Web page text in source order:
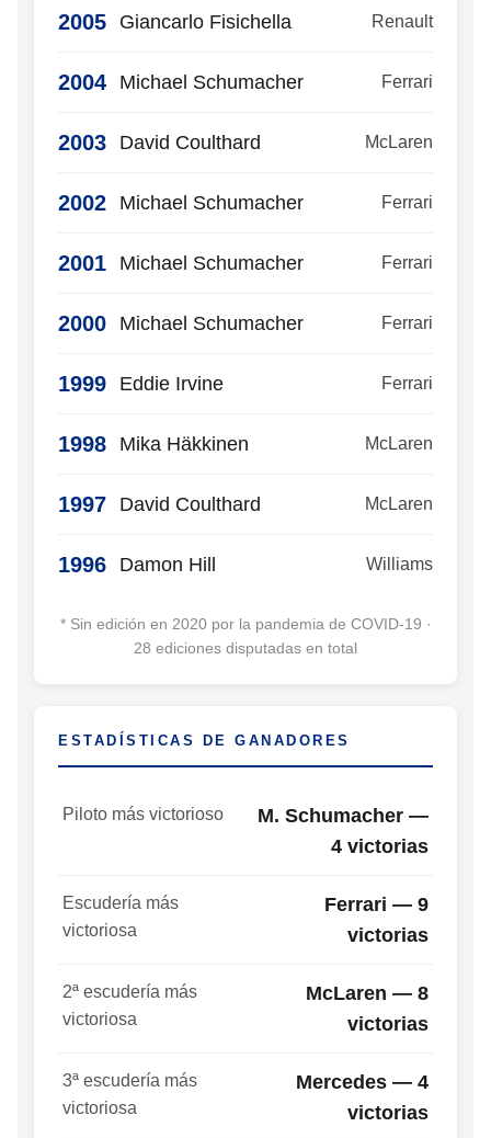
2005 Giancarlo Fisichella Renault
2004 Michael Schumacher Ferrari
2003 David Coulthard McLaren
2002 Michael Schumacher Ferrari
2001 Michael Schumacher Ferrari
2000 Michael Schumacher Ferrari
1999 Eddie Irvine Ferrari
1998 Mika Häkkinen McLaren
1997 David Coulthard McLaren
1996 Damon Hill Williams
* Sin edición en 2020 por la pandemia de COVID-19 ·
28 ediciones disputadas en total
ESTADÍSTICAS DE GANADORES
Piloto más victorioso
M. Schumacher —
4 victorias
Escudería más
victoriosa
Ferrari — 9
victorias
2ª escudería más
victoriosa
McLaren — 8
victorias
3ª escudería más
victoriosa
Mercedes — 4
victorias